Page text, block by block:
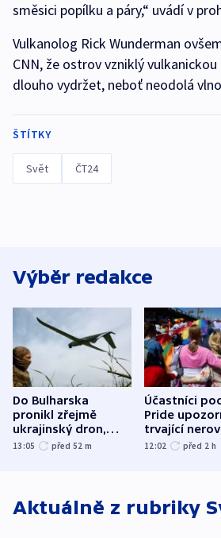
směsici popílku a páry,“ uvádí v
Vulkanolog Rick Wunderman
CNN, že ostrov vzniklý
dlouho vydržet, neboť neodolá
ŠTÍTKY
Svět ČT24
Výběr redakce
Do Bulharska
pronikl zřejmě
ukrajinský dron,
explodoval kilometr
13:05 před 52 m
Účastníci
Pride
trvající
společenskou
12:02 před 2 h
Aktuálně z rubriky